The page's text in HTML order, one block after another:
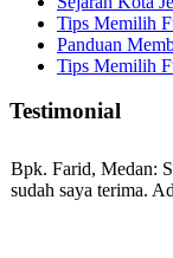
Tips Memilih
Panduan
Tips Memilih
Testimonial
Bpk. Farid, Medan:
sudah saya terima.